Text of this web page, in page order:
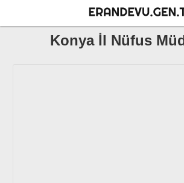
Konya İl Nüfus